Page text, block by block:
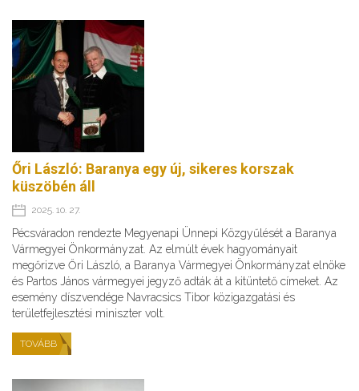
Őri László: Baranya egy új, sikeres korszak
küszöbén áll
2025. 10. 27.
Pécsváradon rendezte Megyenapi Ünnepi Közgyűlését a Baranya
Vármegyei Önkormányzat. Az elmúlt évek hagyományait
megőrizve Őri László, a Baranya Vármegyei Önkormányzat elnöke
és Partos János vármegyei jegyző adták át a kitüntető címeket. Az
esemény díszvendége Navracsics Tibor közigazgatási és
területfejlesztési miniszter volt.
TOVÁBB